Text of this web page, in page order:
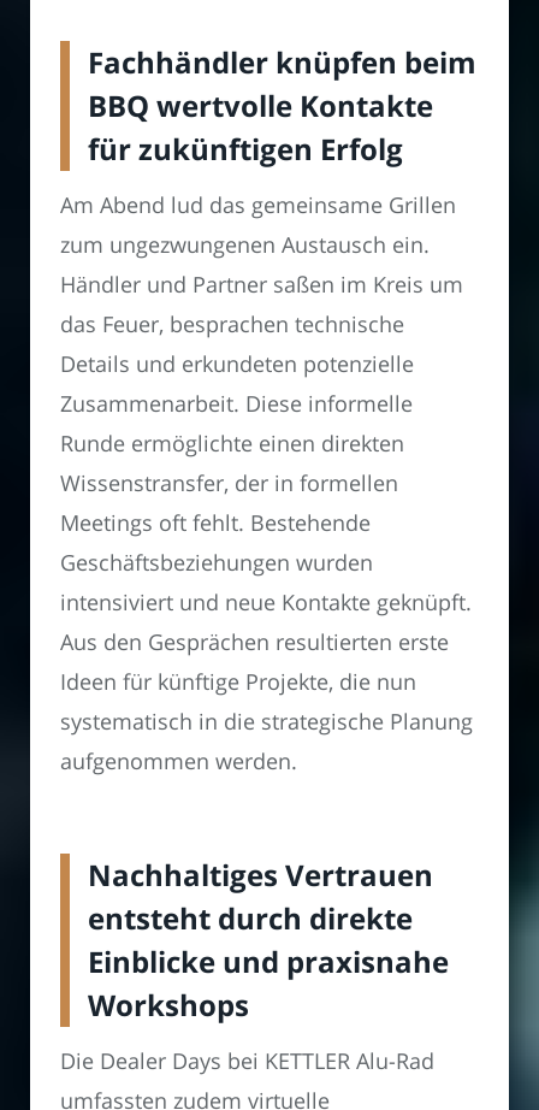
Fachhändler knüpfen beim
BBQ wertvolle Kontakte
für zukünftigen Erfolg
Am Abend lud das gemeinsame Grillen
zum ungezwungenen Austausch ein.
Händler und Partner saßen im Kreis um
das Feuer, besprachen technische
Details und erkundeten potenzielle
Zusammenarbeit. Diese informelle
Runde ermöglichte einen direkten
Wissenstransfer, der in formellen
Meetings oft fehlt. Bestehende
Geschäftsbeziehungen wurden
intensiviert und neue Kontakte geknüpft.
Aus den Gesprächen resultierten erste
Ideen für künftige Projekte, die nun
systematisch in die strategische Planung
aufgenommen werden.
Nachhaltiges Vertrauen
entsteht durch direkte
Einblicke und praxisnahe
Workshops
Die Dealer Days bei KETTLER Alu-Rad
umfassten zudem virtuelle